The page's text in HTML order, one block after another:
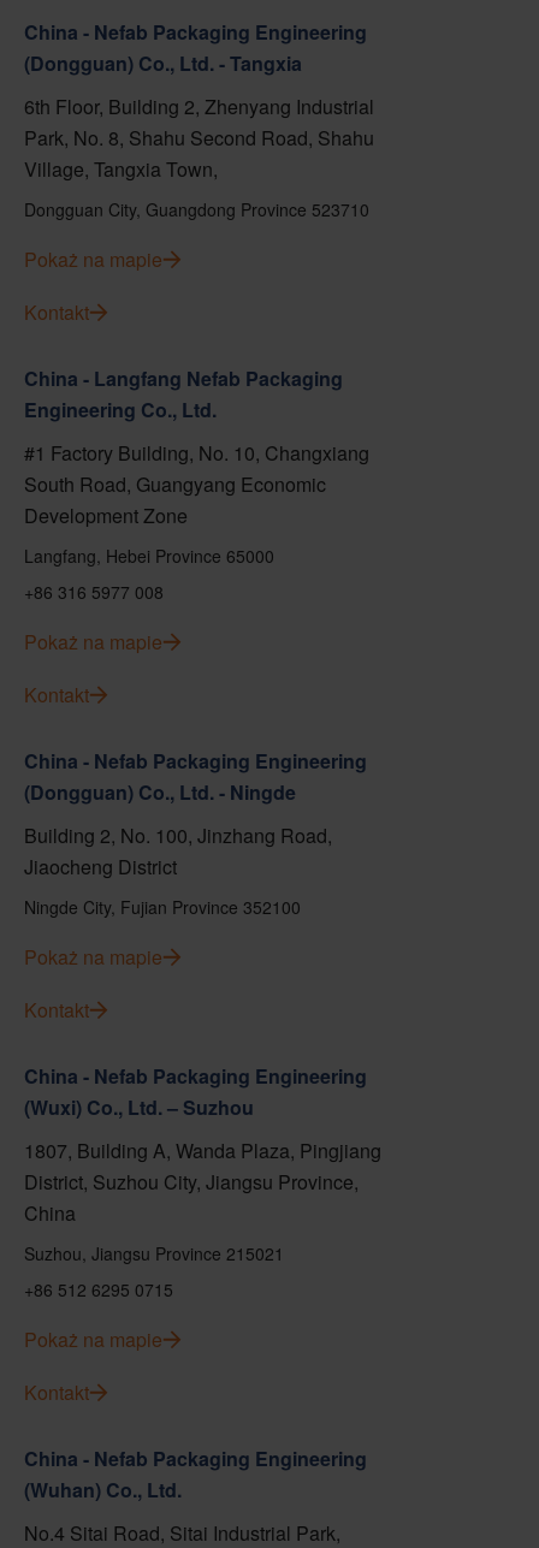
China - Nefab Packaging Engineering
(Dongguan) Co., Ltd. - Tangxia
6th Floor, Building 2, Zhenyang Industrial
Park, No. 8, Shahu Second Road, Shahu
Village, Tangxia Town,
Dongguan City, Guangdong Province 523710
Pokaż na mapie
Kontakt
China - Langfang Nefab Packaging
Engineering Co., Ltd.
#1 Factory Building, No. 10, Changxiang
South Road, Guangyang Economic
Development Zone
Langfang, Hebei Province 65000
+86 316 5977 008
Pokaż na mapie
Kontakt
China - Nefab Packaging Engineering
(Dongguan) Co., Ltd. - Ningde
Building 2, No. 100, Jinzhang Road,
Jiaocheng District
Ningde City, Fujian Province 352100
Pokaż na mapie
Kontakt
China - Nefab Packaging Engineering
(Wuxi) Co., Ltd. – Suzhou
1807, Building A, Wanda Plaza, Pingjiang
District, Suzhou City, Jiangsu Province,
China
Suzhou, Jiangsu Province 215021
+86 512 6295 0715
Pokaż na mapie
Kontakt
China - Nefab Packaging Engineering
(Wuhan) Co., Ltd.
No.4 Sitai Road, Sitai Industrial Park,